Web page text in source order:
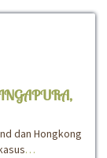
dan Hongkong
…